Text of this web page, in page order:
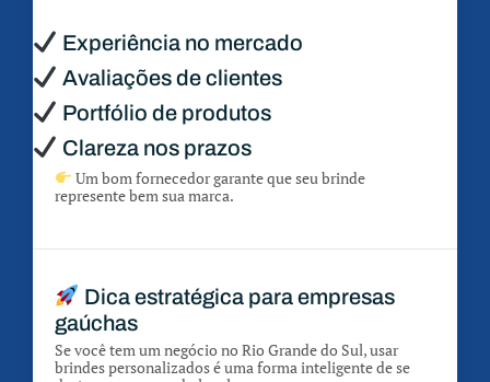
Experiência no mercado
Avaliações de clientes
Portfólio de produtos
Clareza nos prazos
Um bom fornecedor garante que seu brinde
represente bem sua marca.
Dica estratégica para empresas
gaúchas
Se você tem um negócio no Rio Grande do Sul, usar
brindes personalizados é uma forma inteligente de se